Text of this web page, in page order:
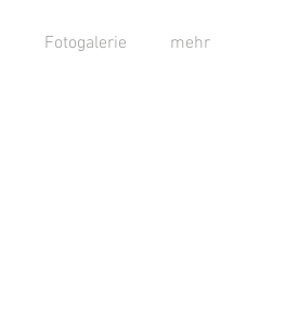
Fotogalerie mehr